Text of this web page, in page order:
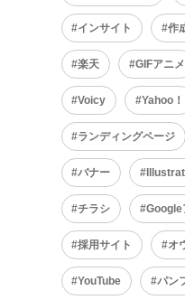
インサイト 作
楽天 GIFアニメ
Voicy Yahoo！
ランディングページ
バナー
チラシ Google
採用サイト オ
YouTube パン